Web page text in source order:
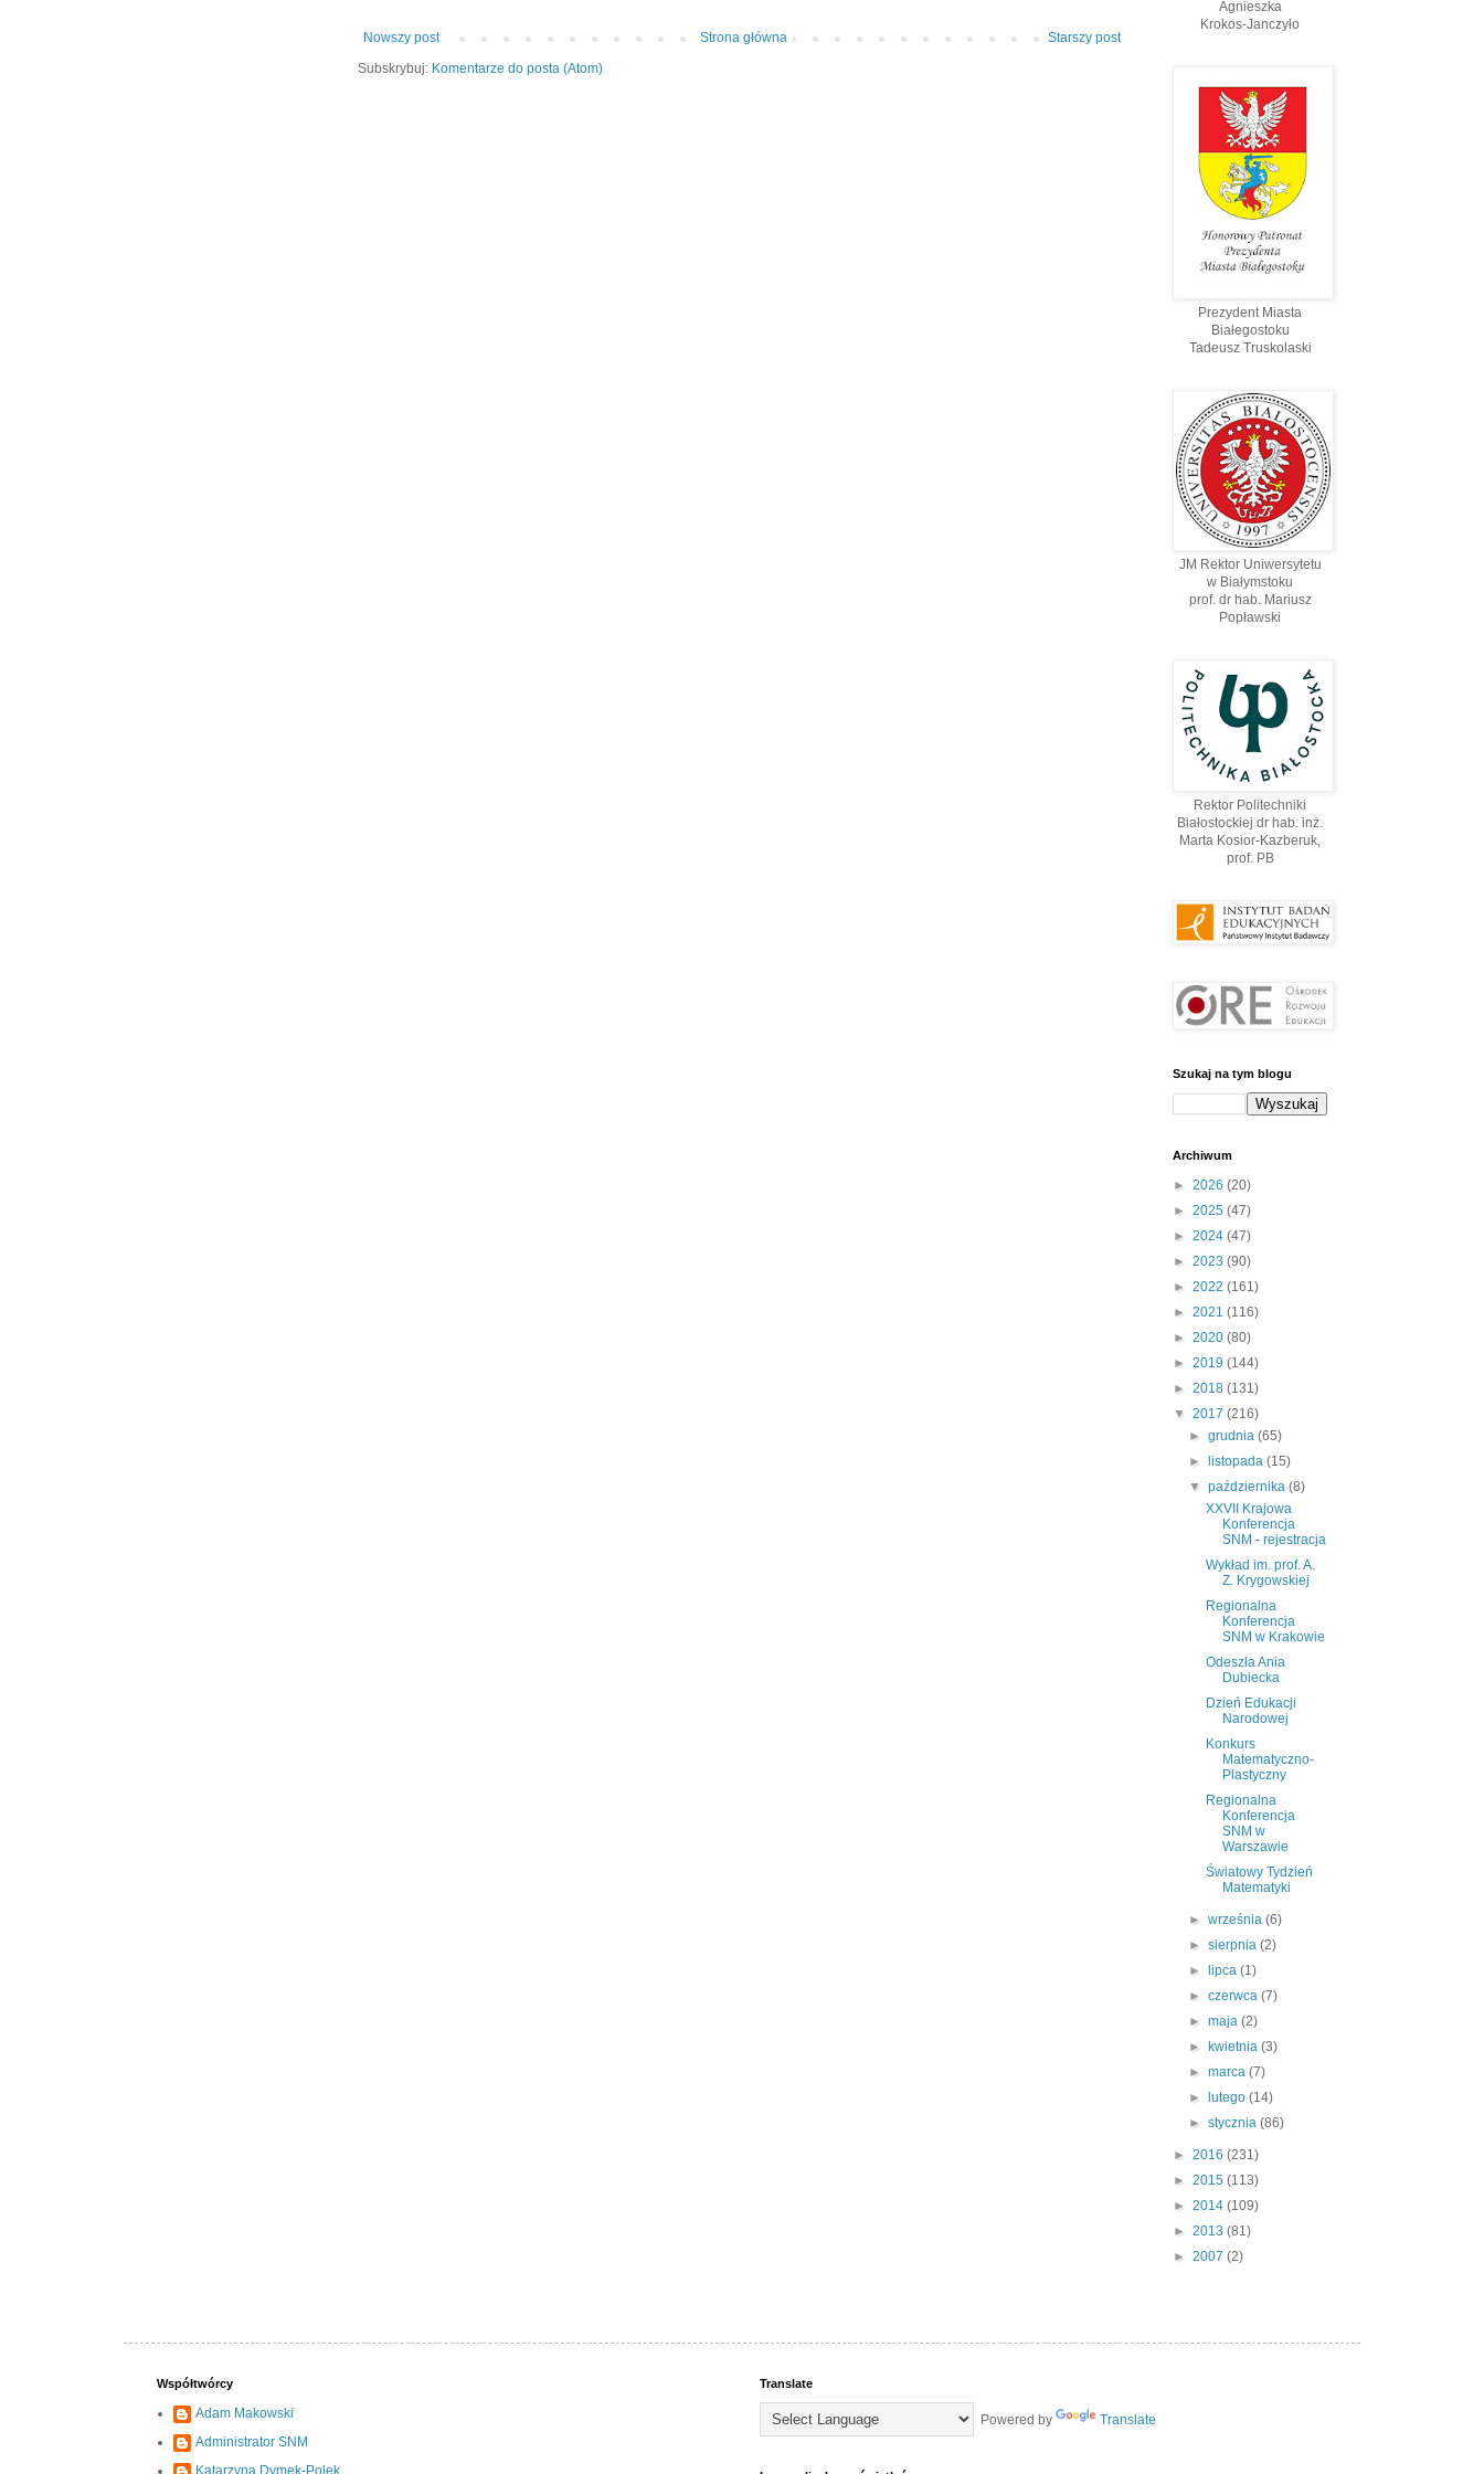
Nowszy post Starszy post
Strona główna
Subskrybuj: Komentarze do posta (Atom)
Agnieszka
Krokos-Janczyło
Prezydent Miasta
Białegostoku
Tadeusz Truskolaski
JM Rektor Uniwersytetu
w Białymstoku
prof. dr hab. Mariusz
Popławski
Rektor Politechniki
Białostockiej dr hab. inż.
Marta Kosior-Kazberuk,
prof. PВ
Szukaj na tym blogu
Archiwum
► 2026 (20)
► 2025 (47)
► 2024 (47)
► 2023 (90)
► 2022 (161)
► 2021 (116)
► 2020 (80)
► 2019 (144)
► 2018 (131)
▼ 2017 (216)
►grudnia(65)
►
listopada(15)
▼października(8)
XXVII Krajowa
Konferencja
SNM - rejestracja
Wykład im. prof. A.
Z. Krygowskiej
Regionalna
Konferencja
SNM w Krakowie
Odeszła Ania
Dubiecka
Dzień Edukacji
Narodowej
Konkurs
Matematyczno-
Plastyczny
Regionalna
Konferencja
SNM w
Warszawie
Światowy Tydzień
Matematyki
►września(6)
►sierpnia(2)
►
lipca(1)
►czerwca(7)
►maja(2)
►
kwietnia(3)
►marca(7)
►
lutego(14)
►stycznia(86)
► 2016 (231)
► 2015 (113)
► 2014 (109)
► 2013 (81)
► 2007 (2)
Współtwórcy
Adam Makowski
Administrator SNM
Translate
Powered by Translate